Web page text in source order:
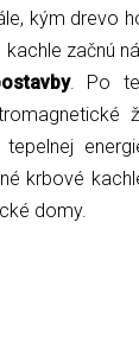
kým drevo
začnú
. Po
krbové
domy.